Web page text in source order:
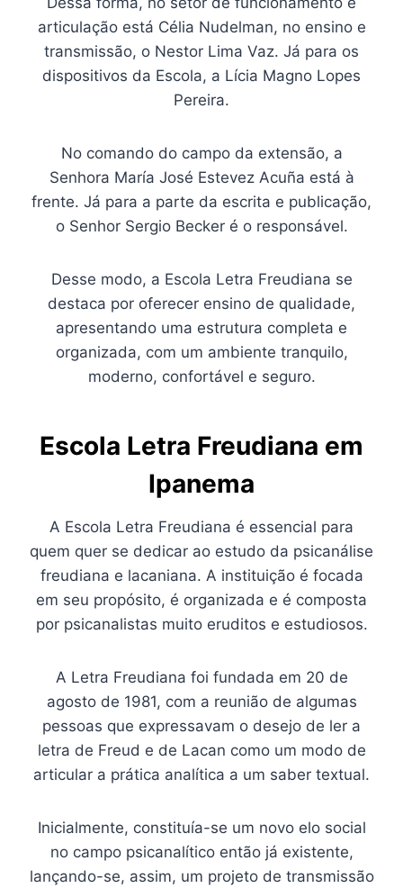
articulação está Célia Nudelman, no ensino e
transmissão, o Nestor Lima Vaz. Já para os
dispositivos da Escola, a Lícia Magno Lopes
Pereira.
No comando do campo da extensão, a
Senhora María José Estevez Acuña está à
frente. Já para a parte da escrita e publicação,
o Senhor Sergio Becker é o responsável.
Desse modo, a Escola Letra Freudiana se
destaca por oferecer ensino de qualidade,
apresentando uma estrutura completa e
organizada, com um ambiente tranquilo,
moderno, confortável e seguro.
Escola Letra Freudiana em
Ipanema
A Escola Letra Freudiana é essencial para
quem quer se dedicar ao estudo da psicanálise
freudiana e lacaniana. A instituição é focada
em seu propósito, é organizada e é composta
por psicanalistas muito eruditos e estudiosos.
A Letra Freudiana foi fundada em 20 de
agosto de 1981, com a reunião de algumas
pessoas que expressavam o desejo de ler a
letra de Freud e de Lacan como um modo de
articular a prática analítica a um saber textual.
Inicialmente, constituía-se um novo elo social
no campo psicanalítico então já existente,
lançando-se, assim, um projeto de transmissão